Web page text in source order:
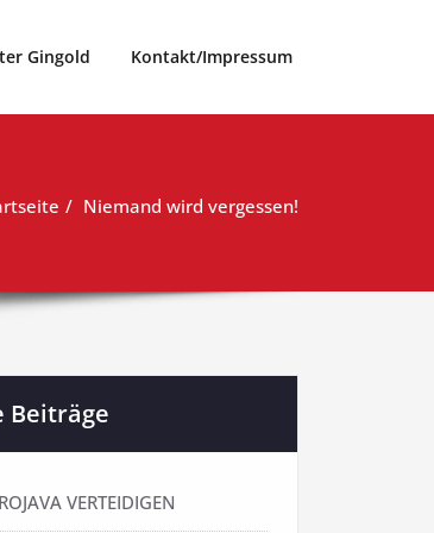
Gingold Kontakt/Impressum
Niemand wird vergessen!
Beiträge
VERTEIDIGEN